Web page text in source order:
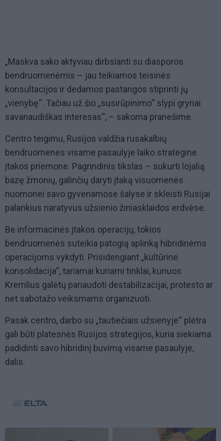
„Maskva sako aktyviau dirbsianti su diasporos
bendruomenėmis – jau teikiamos teisinės
konsultacijos ir dedamos pastangos stiprinti jų
„vienybę“. Tačiau už šio „susirūpinimo“ slypi grynai
savanaudiškas interesas“, – sakoma pranešime.
Centro teigimu, Rusijos valdžia rusakalbių
bendruomenes visame pasaulyje laiko strategine
įtakos priemone. Pagrindinis tikslas – sukurti lojalią
bazę žmonių, galinčių daryti įtaką visuomenės
nuomonei savo gyvenamose šalyse ir skleisti Rusijai
palankius naratyvus užsienio žiniasklaidos erdvėse.
Be informacinės įtakos operacijų, tokios
bendruomenės suteikia patogią aplinką hibridinėms
operacijoms vykdyti. Prisidengiant „kultūrine
konsolidacija“, tariamai kuriami tinklai, kuriuos
Kremlius galėtų panaudoti destabilizacijai, protesto ar
net sabotažo veiksmams organizuoti.
Pasak centro, darbo su „tautiečiais užsienyje“ plėtra
gali būti platesnės Rusijos strategijos, kuria siekiama
padidinti savo hibridinį buvimą visame pasaulyje,
dalis.